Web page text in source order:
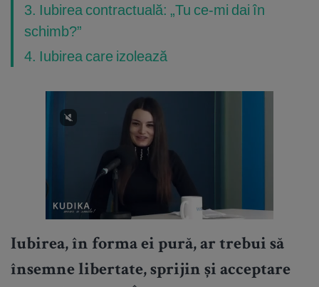
3. Iubirea contractuală: „Tu ce-mi dai în
schimb?”
4. Iubirea care izolează
Iubirea, în forma ei pură, ar trebui să
însemne libertate, sprijin și acceptare